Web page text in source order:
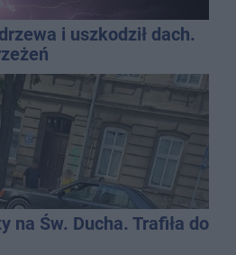
i uszkodził dach.
na Św. Ducha. Trafiła do